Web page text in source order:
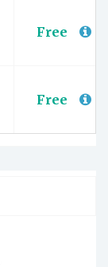
Free
Free